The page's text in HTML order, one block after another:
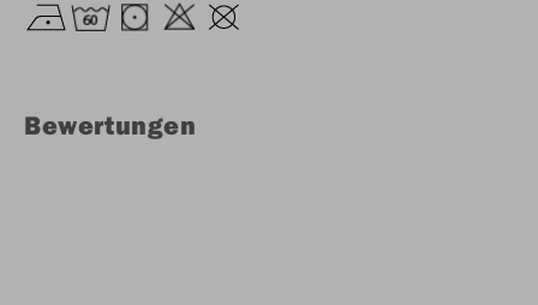
Bewertungen